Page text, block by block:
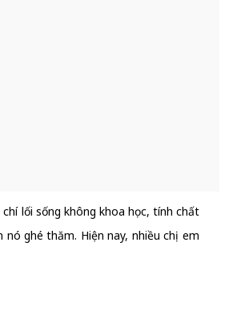
lối sống không khoa học, tính chất
nó ghé thăm. Hiện nay, nhiều chị em